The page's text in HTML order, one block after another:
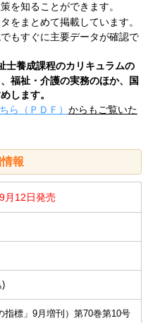
を知ることができます。
をまとめて掲載しています。
もすぐに主要データが確認で
士養成課程のカリキュラムの
福祉・介護の実務のほか、国
します。
ら（ＰＤＦ） からもご覧いた
報
月12日発売
)
標」9月増刊）第70巻第10号